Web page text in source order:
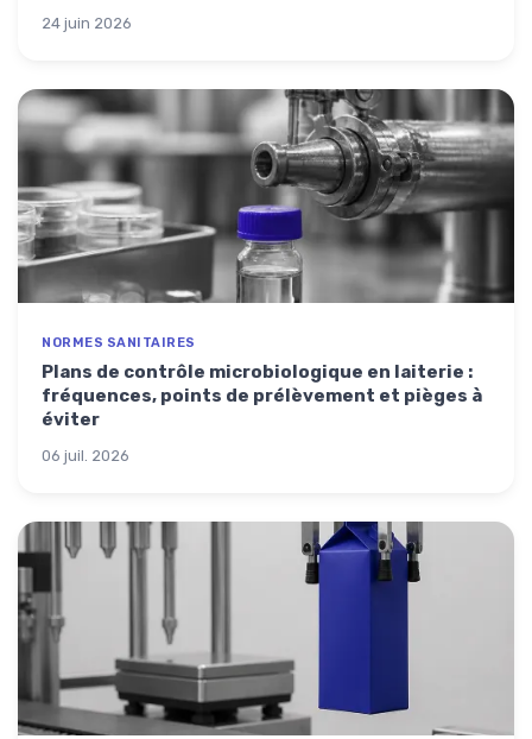
24 juin 2026
NORMES SANITAIRES
Plans de contrôle microbiologique en laiterie :
fréquences, points de prélèvement et pièges à
éviter
06 juil. 2026